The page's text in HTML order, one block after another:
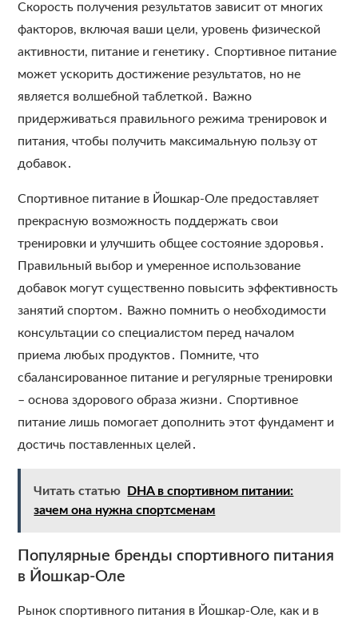
Скорость получения результатов зависит от многих
факторов, включая ваши цели, уровень физической
активности, питание и генетику․ Спортивное питание
может ускорить достижение результатов, но не
является волшебной таблеткой․ Важно
придерживаться правильного режима тренировок и
питания, чтобы получить максимальную пользу от
добавок․
Спортивное питание в Йошкар-Оле предоставляет
прекрасную возможность поддержать свои
тренировки и улучшить общее состояние здоровья․
Правильный выбор и умеренное использование
добавок могут существенно повысить эффективность
занятий спортом․ Важно помнить о необходимости
консультации со специалистом перед началом
приема любых продуктов․ Помните, что
сбалансированное питание и регулярные тренировки
– основа здорового образа жизни․ Спортивное
питание лишь помогает дополнить этот фундамент и
достичь поставленных целей․
Читать статью
DHA в спортивном питании:
зачем она нужна спортсменам
Популярные бренды спортивного питания
в Йошкар-Оле
Рынок спортивного питания в Йошкар-Оле, как и в